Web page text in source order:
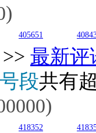
405651
最新评
段共有
418352